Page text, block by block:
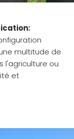
multitude de
l'agriculture ou
et